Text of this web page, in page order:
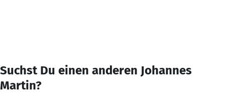
Suchst Du einen anderen Johannes
Martin?